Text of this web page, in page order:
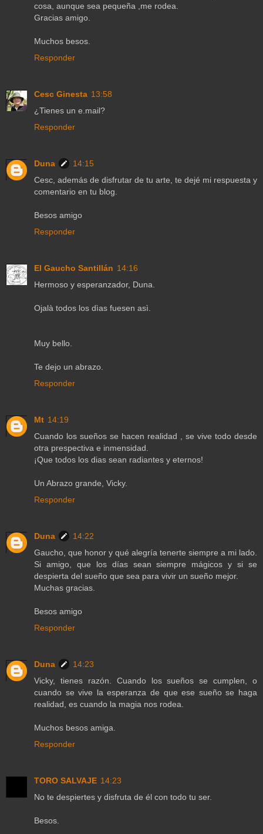
cosa, aunque sea pequeña ,me rodea.
Gracias amigo.
Muchos besos.
Responder
Cesc Ginesta 13:58
¿Tienes un e.mail?
Responder
Duna
14:15
Cesc, además de disfrutar de tu arte, te dejé mi respuesta y
comentario en tu blog.
Besos amigo
Responder
El Gaucho Santillán 14:16
Hermoso y esperanzador, Duna.
Ojalà todos los dìas fuesen asì.
Muy bello.
Te dejo un abrazo.
Responder
Mt 14:19
Cuando los sueños se hacen realidad , se vive todo desde
otra prespectiva e inmensidad.
¡Que todos los dias sean radiantes y eternos!
Un Abrazo grande, Vicky.
Responder
Duna
14:22
Gaucho, que honor y qué alegría tenerte siempre a mi lado.
Si amigo, que los días sean siempre mágicos y si se
despierta del sueño que sea para vivir un sueño mejor.
Muchas gracias.
Besos amigo
Responder
Duna
14:23
Vicky, tienes razón. Cuando los sueños se cumplen, o
cuando se vive la esperanza de que ese sueño se haga
realidad, es cuando la magia nos rodea.
Muchos besos amiga.
Responder
TORO SALVAJE 14:23
No te despiertes y disfruta de él con todo tu ser.
Besos.